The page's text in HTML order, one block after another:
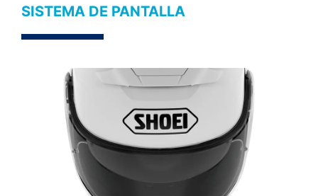
SISTEMA DE PANTALLA